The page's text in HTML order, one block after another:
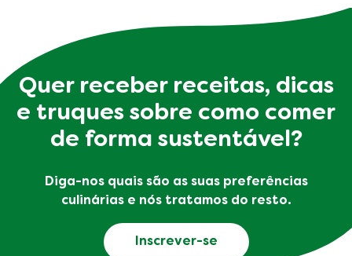
Quer receber receitas, dicas
e truques sobre como comer
de forma sustentável?
Diga-nos quais são as suas preferências
culinárias e nós tratamos do resto.
Inscrever-se